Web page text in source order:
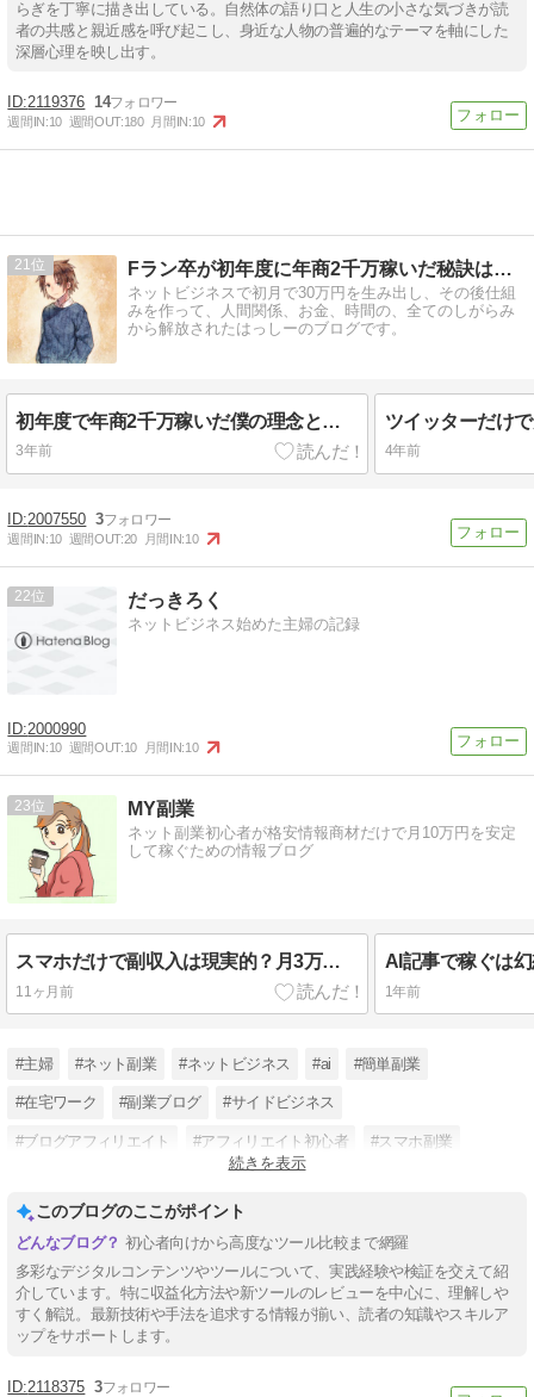
らぎを丁寧に描き出している。自然体の語り口と人生の小さな気づきが読
者の共感と親近感を呼び起こし、身近な人物の普遍的なテーマを軸にした
深層心理を映し出す。
2119376 14
週間IN:10 週間OUT:180 月間IN:10
21 Fラン卒が初年度に年商2千万稼いだ秘訣は◯◯◯にあった？
ネットビジネスで初月で30万円を生み出し、その後仕組
みを作って、人間関係、お金、時間の、全てのしがらみ
から解放されたはっしーのブログです。
初年度で年商2千万稼いだ僕の理念と、これまでの経緯を書いてみた
3年前 4年前
2007550 3
週間IN:10 週間OUT:20 月間IN:10
22 だっきろく
ネットビジネス始めた主婦の記録
2000990
週間IN:10 週間OUT:10 月間IN:10
23 MY副業
ネット副業初心者が格安情報商材だけで月10万円を安定
して稼ぐための情報ブログ
スマホだけで副収入は現実的？月3万円を目指す安全なやり方
11ヶ月前 1年前
#主婦 #ネット副業 #ネットビジネス #ai #簡単副業
#在宅ワーク #副業ブログ #サイドビジネス
#ブログアフィリエイト #アフィリエイト初心者 #スマホ副業
続きを表示
このブログのここがポイント
初心者向けから高度なツール比較まで網羅
多彩なデジタルコンテンツやツールについて、実践経験や検証を交えて紹
介しています。特に収益化方法や新ツールのレビューを中心に、理解しや
すく解説。最新技術や手法を追求する情報が揃い、読者の知識やスキルア
ップをサポートします。
2118375 3